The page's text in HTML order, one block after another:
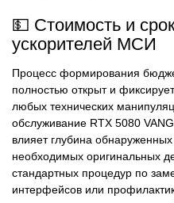
💵 Стоимость и
ускорителей МСИ
Процесс формирования
полностью открыт и
любых технических
обслуживание RTX 5080
влияет глубина
необходимых оригинальных
стандартных процедур по
интерфейсов или